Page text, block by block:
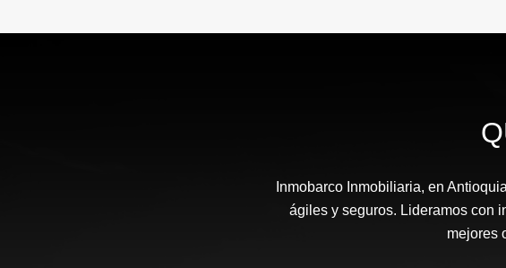
Inmobarco Inmobiliaria, en
ágiles y seguros. Lideramos con
mejores